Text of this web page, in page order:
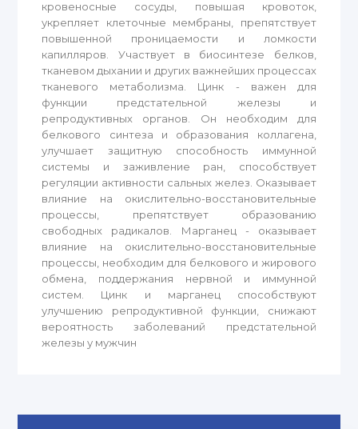
кровеносные сосуды, повышая кровоток,
укрепляет клеточные мембраны, препятствует
повышенной проницаемости и ломкости
капилляров. Участвует в биосинтезе белков,
тканевом дыхании и других важнейших процессах
тканевого метаболизма. Цинк - важен для
функции предстательной железы и
репродуктивных органов. Он необходим для
белкового синтеза и образования коллагена,
улучшает защитную способность иммунной
системы и заживление ран, способствует
регуляции активности сальных желез. Оказывает
влияние на окислительно-восстановительные
процессы, препятствует образованию
свободных радикалов. Марганец - оказывает
влияние на окислительно-восстановительные
процессы, необходим для белкового и жирового
обмена, поддержания нервной и иммунной
систем. Цинк и марганец способствуют
улучшению репродуктивной функции, снижают
вероятность заболеваний предстательной
железы у мужчин